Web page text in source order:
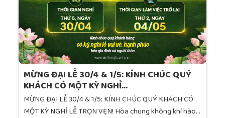
MỪNG ĐẠI LỄ 30/4 & 1/5: KÍNH CHÚC QUÝ
KHÁCH CÓ MỘT KỲ NGHỈ...
MỪNG ĐẠI LỄ 30/4 & 1/5: KÍNH CHÚC QUÝ KHÁCH CÓ
MỘT KỲ NGHỈ LỄ TRỌN VẸN! Hòa chung không khí hào...